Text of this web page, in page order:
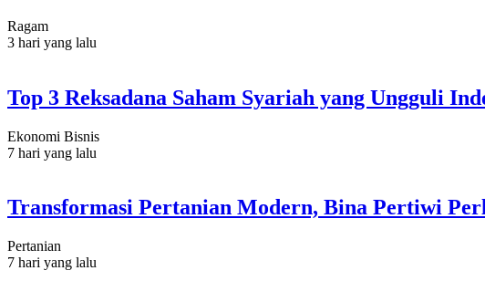
Ragam
3 hari yang lalu
Top 3 Reksadana Saham Syariah yang Ungguli
Ekonomi Bisnis
7 hari yang lalu
Transformasi Pertanian Modern, Bina Pertiwi
Pertanian
7 hari yang lalu